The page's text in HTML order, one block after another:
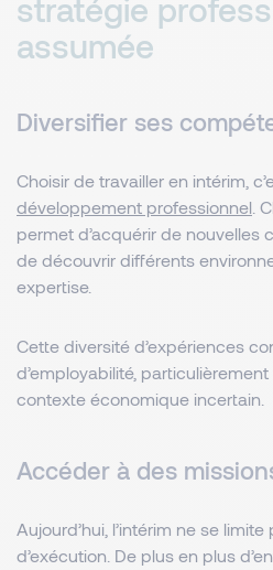
stratégie
assumée
Diversifier ses
Choisir de travailler en intérim,
développement professionnel .
permet d’acquérir de nouvelles
de découvrir différents
expertise.
Cette diversité d’expériences
d’employabilité,
contexte économique incertain.
Accéder à des
Aujourd’hui, l’intérim ne se
d’exécution. De plus en plus